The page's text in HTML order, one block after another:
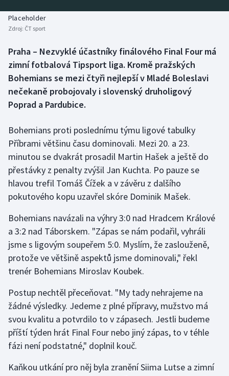
Biatlon
Box
Curling
Florbal
Futsal
Golf
Gymnastika
Házená
Jezdectví
Krasobruslení
Lezení
Aplikace ČT sport
Placeholder
Zdroj: ČT sport
Praha – Nezvyklé účastníky finálového Final Four má
zimní fotbalová Tipsport liga. Kromě pražských
Bohemians se mezi čtyři nejlepší v Mladé Boleslavi
nečekaně probojovaly i slovenský druholigový
Poprad a Pardubice.
Bohemians proti poslednímu týmu ligové tabulky
Příbrami většinu času dominovali. Mezi 20. a 23.
minutou se dvakrát prosadil Martin Hašek a ještě do
přestávky z penalty zvýšil Jan Kuchta. Po pauze se
hlavou trefil Tomáš Čížek a v závěru z dalšího
pokutového kopu uzavřel skóre Dominik Mašek.
Bohemians navázali na výhry 3:0 nad Hradcem Králové
a 3:2 nad Táborskem. "Zápas se nám podařil, vyhráli
jsme s ligovým soupeřem 5:0. Myslím, že zaslouženě,
protože ve většině aspektů jsme dominovali," řekl
trenér Bohemians Miroslav Koubek.
Postup nechtěl přeceňovat. "My tady nehrajeme na
žádné výsledky. Jedeme z plné přípravy, mužstvo má
svou kvalitu a potvrdilo to v zápasech. Jestli budeme
příští týden hrát Final Four nebo jiný zápas, to v téhle
fázi není podstatné," doplnil kouč.
Kaňkou utkání pro něj byla zranění Siima Lutse a zimní